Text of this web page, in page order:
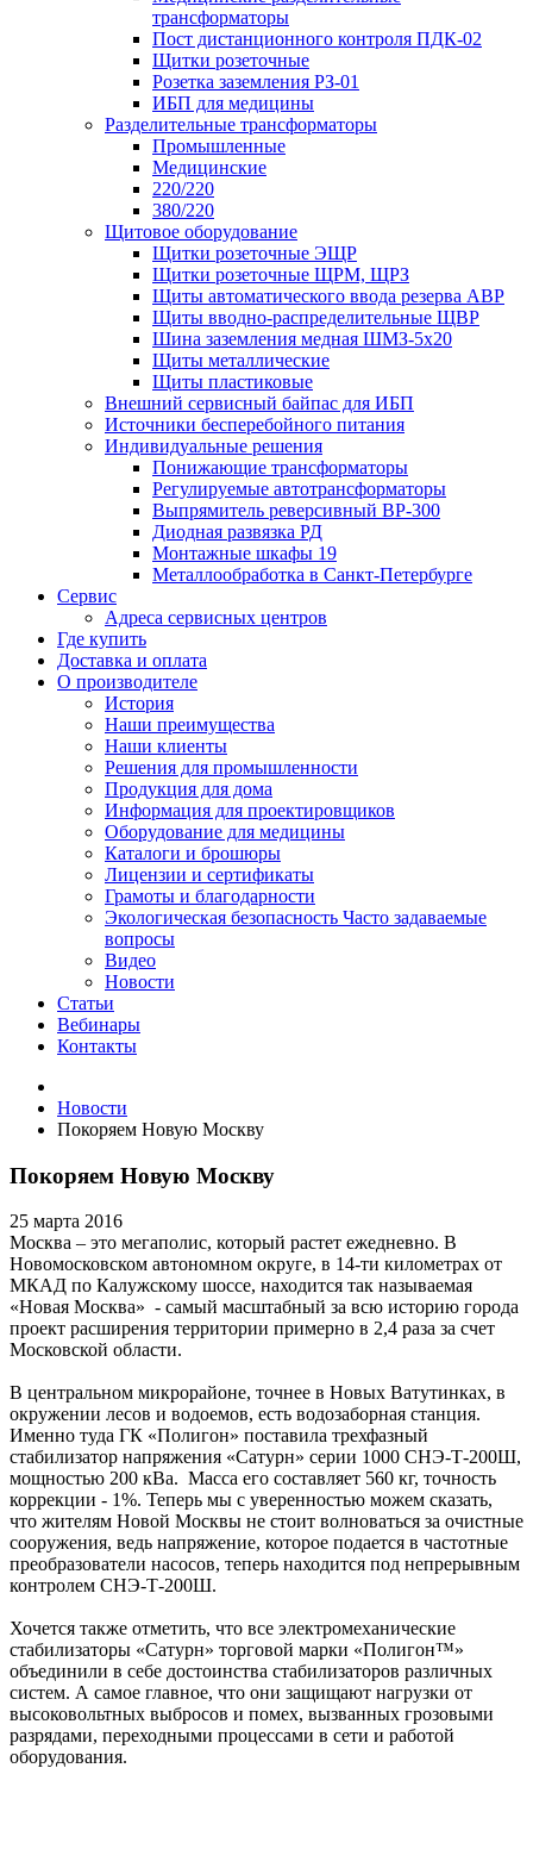
трансформаторы
Пост дистанционного контроля ПДК-02
Щитки розеточные
Розетка заземления РЗ-01
ИБП для медицины
Разделительные трансформаторы
Промышленные
Медицинские
220/220
380/220
Щитовое оборудование
Щитки розеточные ЭЩР
Щитки розеточные ЩРМ, ЩРЗ
Щиты автоматического ввода резерва АВР
Щиты вводно-распределительные ЩВР
Шина заземления медная ШМЗ-5х20
Щиты металлические
Щиты пластиковые
Внешний сервисный байпас для ИБП
Источники бесперебойного питания
Индивидуальные решения
Понижающие трансформаторы
Регулируемые автотрансформаторы
Выпрямитель реверсивный ВР-300
Диодная развязка РД
Монтажные шкафы 19
Металлообработка в Санкт-Петербурге
Сервис
Адреса сервисных центров
Где купить
Доставка и оплата
О производителе
История
Наши преимущества
Наши клиенты
Решения для промышленности
Продукция для дома
Информация для проектировщиков
Оборудование для медицины
Каталоги и брошюры
Лицензии и сертификаты
Грамоты и благодарности
Экологическая безопасность Часто задаваемые
вопросы
Видео
Новости
Статьи
Вебинары
Контакты
Новости
Покоряем Новую Москву
Покоряем Новую Москву
25 марта 2016
Москва – это мегаполис, который растет ежедневно. В
Новомосковском автономном округе, в 14-ти километрах от
МКАД по Калужскому шоссе, находится так называемая
«Новая Москва» - самый масштабный за всю историю города
проект расширения территории примерно в 2,4 раза за счет
Московской области.
В центральном микрорайоне, точнее в Новых Ватутинках, в
окружении лесов и водоемов, есть водозаборная станция.
Именно туда ГК «Полигон» поставила трехфазный
стабилизатор напряжения «Сатурн» серии 1000 СНЭ-Т-200Ш,
мощностью 200 кВа. Масса его составляет 560 кг, точность
коррекции - 1%. Теперь мы с уверенностью можем сказать,
что жителям Новой Москвы не стоит волноваться за очистные
сооружения, ведь напряжение, которое подается в частотные
преобразователи насосов, теперь находится под непрерывным
контролем СНЭ-Т-200Ш.
Хочется также отметить, что все электромеханические
стабилизаторы «Сатурн» торговой марки «Полигон™»
объединили в себе достоинства стабилизаторов различных
систем. А самое главное, что они защищают нагрузки от
высоковольтных выбросов и помех, вызванных грозовыми
разрядами, переходными процессами в сети и работой
оборудования.